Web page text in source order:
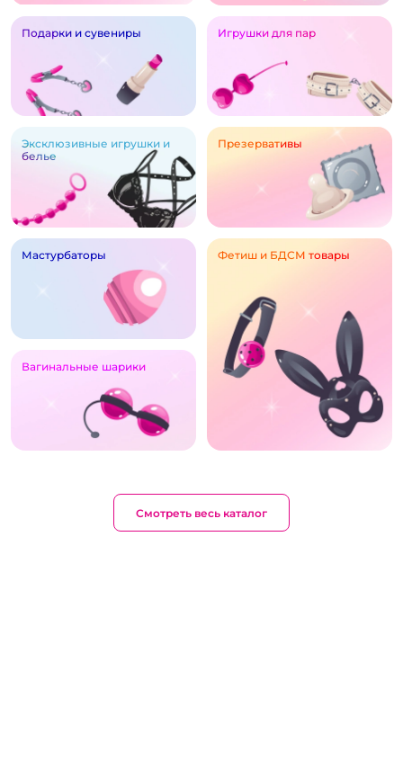
Подарки и сувениры Игрушки для пар
Эксклюзивные игрушки и
белье
Презервативы
Мастурбаторы
Вагинальные шарики
Фетиш и БДСМ товары
Смотреть весь каталог